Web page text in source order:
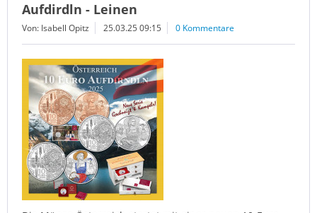
Aufdirdln - Leinen
Von: Isabell Opitz 25.03.25 09:15 0 Kommentare